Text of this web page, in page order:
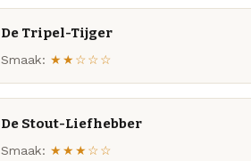
De Tripel-Tijger
Smaak: ★★☆☆☆
De Stout-Liefhebber
Smaak: ★★★☆☆